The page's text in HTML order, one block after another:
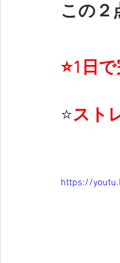
この２
⭐️1日
⭐️スト
https://